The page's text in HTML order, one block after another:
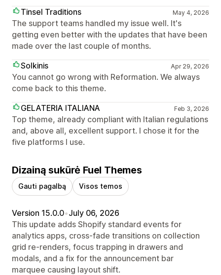
Tinsel Traditions May 4, 2026
The support teams handled my issue well. It's
getting even better with the updates that have been
made over the last couple of months.
Solkinis
Apr 29, 2026
You cannot go wrong with Reformation. We always
come back to this theme.
GELATERIA ITALIANA
Feb 3, 2026
Top theme, already compliant with Italian regulations
and, above all, excellent support. I chose it for the
five platforms I use.
Dizainą sukūrė Fuel Themes
Gauti pagalbą Visos temos
Version 15.0.0•July 06, 2026
This update adds Shopify standard events for
analytics apps, cross-fade transitions on collection
grid re-renders, focus trapping in drawers and
modals, and a fix for the announcement bar
marquee causing layout shift.